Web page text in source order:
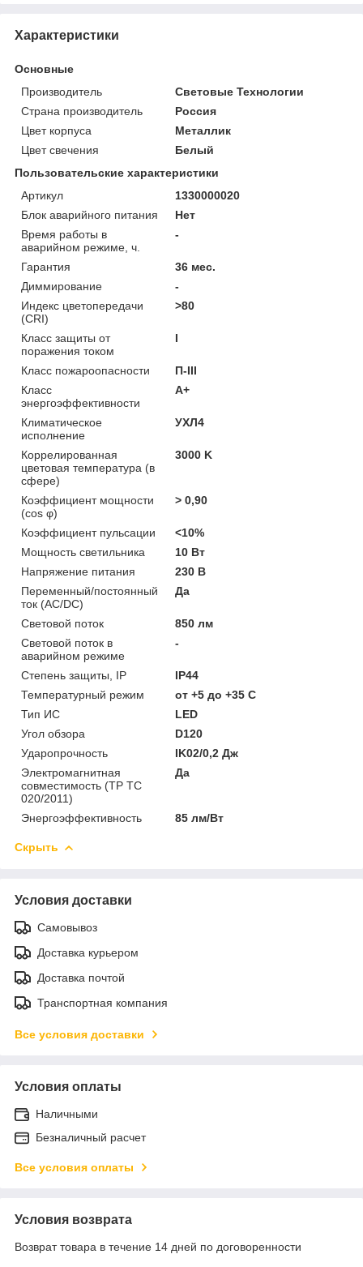
Характеристики
Основные
Производитель
Световые Технологии
Страна производитель
Россия
Цвет корпуса
Металлик
Цвет свечения
Белый
Пользовательские характеристики
Артикул
1330000020
Блок аварийного питания
Нет
Время работы в
аварийном режиме, ч.
-
Гарантия
36 мес.
Диммирование
-
Индекс цветопередачи
(CRI)
>80
Класс защиты от
поражения током
I
Класс пожароопасности
П-ІІІ
Класс
энергоэффективности
A+
Климатическое
исполнение
УХЛ4
Коррелированная
цветовая температура (в
сфере)
3000 K
Коэффициент мощности
(cos φ)
> 0,90
Коэффициент пульсации
<10%
Мощность светильника
10 Вт
Напряжение питания
230 В
Переменный/постоянный
ток (AC/DC)
Да
Световой поток
850 лм
Световой поток в
аварийном режиме
-
Степень защиты, IP
IP44
Температурный режим
от +5 до +35 C
Тип ИС
LED
Угол обзора
D120
Ударопрочность
IK02/0,2 Дж
Электромагнитная
совместимость (ТР ТС
020/2011)
Да
Энергоэффективность 85 лм/Вт
Скрыть
Условия доставки
Самовывоз
Доставка курьером
Доставка почтой
Транспортная компания
Все условия доставки
Условия оплаты
Наличными
Безналичный расчет
Все условия оплаты
Условия возврата
Возврат товара в течение 14 дней по договоренности